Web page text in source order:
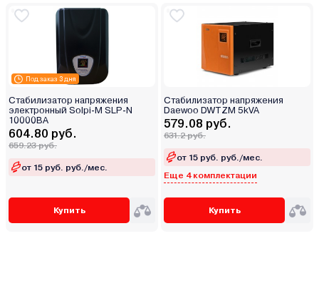
Под заказ 3 дня
Стабилизатор напряжения
электронный Solpi-M SLP-N
10000BA
604.80 руб.
659.23 руб.
от 15 руб. руб./мес.
Купить
Стабилизатор напряжения
Daewoo DWTZM 5kVA
579.08 руб.
631.2 руб.
от 15 руб. руб./мес.
Еще 4 комплектации
Купить